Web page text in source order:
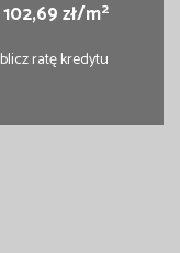
102,69 zł/m2
ratę kredytu